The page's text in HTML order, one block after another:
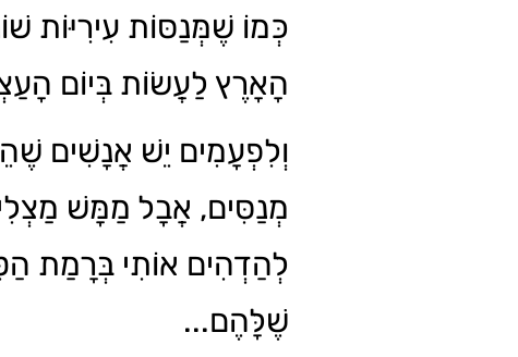
כְּמוֹ שֶׁמְּנַסּוֹת עִירִיּוֹת
הָאָרֶץ לַעֲשׂוֹת בְּיוֹם
וְלִפְעָמִים יֵשׁ אֲנָשִׁים
מְנַסִּים, אֲבָל מַמָּשׁ
לְהַדְהִים אוֹתִי בְּרָמַת
שֶׁלָּהֶם...